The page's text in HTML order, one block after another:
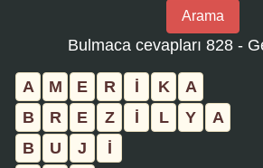
Oyunu
bulmaca
girin
ve
aramayı
Arama
Bulmaca cevapları 828 -
A M E R İ K
A
B
R E Z İ L Y
A
B
U J
İ